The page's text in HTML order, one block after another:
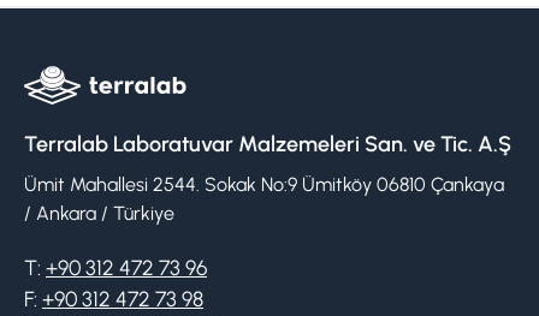
Terralab Laboratuvar Malzemeleri San. ve Tic. A.Ş
Ümit Mahallesi 2544. Sokak No:9 Ümitköy 06810 Çankaya
/ Ankara / Türkiye
T: +90 312 472 73 96
F: +90 312 472 73 98